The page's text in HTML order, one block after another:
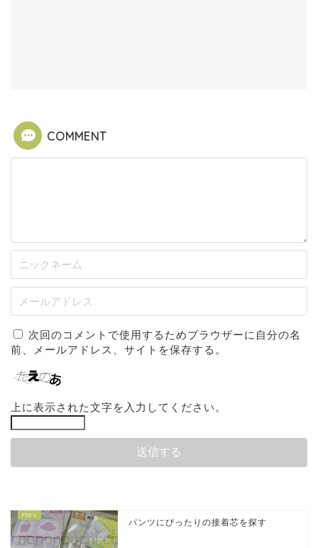
COMMENT
次回のコメントで使用するためブラウザーに自分の名
前、メールアドレス、サイトを保存する。
上に表示された文字を入力してください。
パンツにぴったりの接着芯を探す